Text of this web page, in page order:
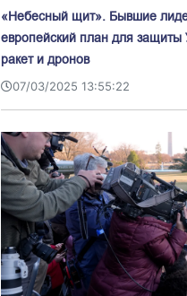
«Небесный щит». Бывшие
европейский план для защиты
ракет и дронов
07/03/2025 13:55:22